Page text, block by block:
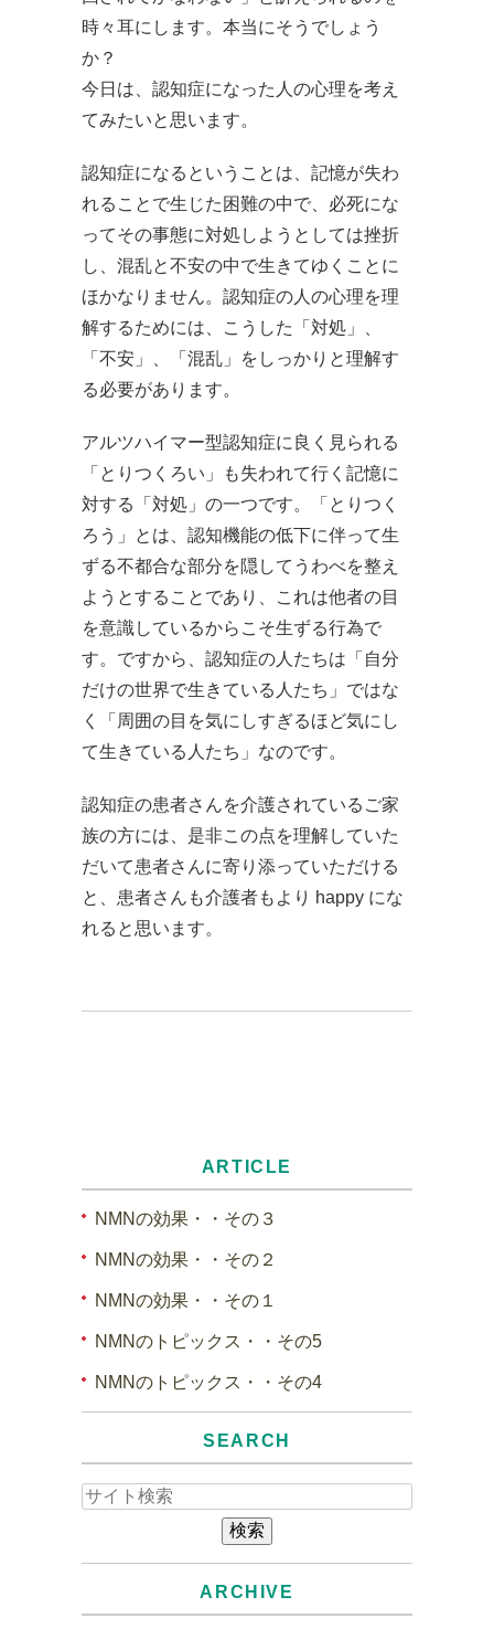
時々耳にします。本当にそうでしょう
か？
今日は、認知症になった人の心理を考え
てみたいと思います。
認知症になるということは、記憶が失わ
れることで生じた困難の中で、必死にな
ってその事態に対処しようとしては挫折
し、混乱と不安の中で生きてゆくことに
ほかなりません。認知症の人の心理を理
解するためには、こうした「対処」、
「不安」、「混乱」をしっかりと理解す
る必要があります。
アルツハイマー型認知症に良く見られる
「とりつくろい」も失われて行く記憶に
対する「対処」の一つです。「とりつく
ろう」とは、認知機能の低下に伴って生
ずる不都合な部分を隠してうわべを整え
ようとすることであり、これは他者の目
を意識しているからこそ生ずる行為で
す。ですから、認知症の人たちは「自分
だけの世界で生きている人たち」ではな
く「周囲の目を気にしすぎるほど気にし
て生きている人たち」なのです。
認知症の患者さんを介護されているご家
族の方には、是非この点を理解していた
だいて患者さんに寄り添っていただける
と、患者さんも介護者もより happy にな
れると思います。
ARTICLE
NMNの効果・・その３
NMNの効果・・その２
NMNの効果・・その１
NMNのトピックス・・その5
NMNのトピックス・・その4
SEARCH
ARCHIVE